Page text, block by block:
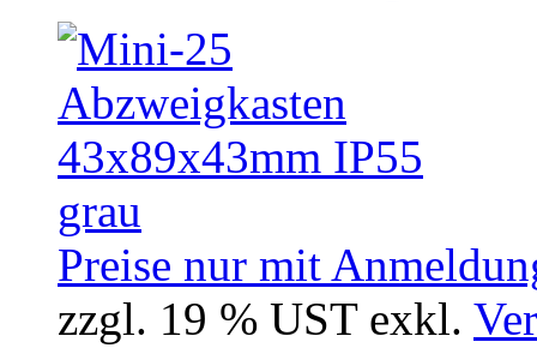
Preise nur mit
zzgl. 19 % UST exkl.